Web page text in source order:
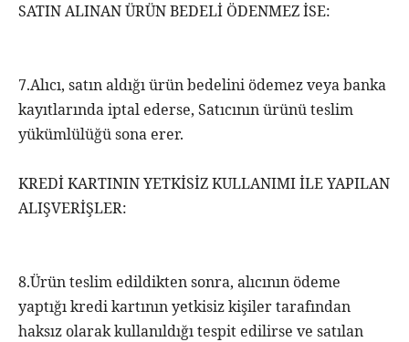
SATIN ALINAN ÜRÜN BEDELİ ÖDENMEZ İSE:
7.Alıcı, satın aldığı ürün bedelini ödemez veya banka
kayıtlarında iptal ederse, Satıcının ürünü teslim
yükümlülüğü sona erer.
KREDİ KARTININ YETKİSİZ KULLANIMI İLE YAPILAN
ALIŞVERİŞLER:
8.Ürün teslim edildikten sonra, alıcının ödeme
yaptığı kredi kartının yetkisiz kişiler tarafından
haksız olarak kullanıldığı tespit edilirse ve satılan